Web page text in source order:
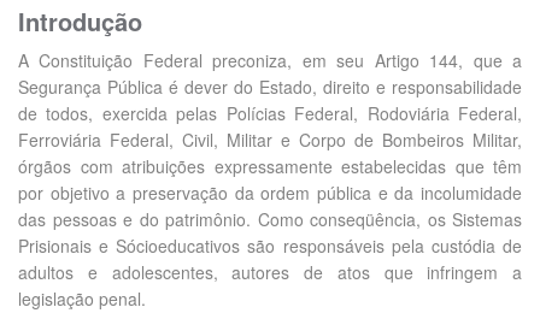
Introdução
A Constituição Federal preconiza, em seu Artigo 144, que a
Segurança Pública é dever do Estado, direito e responsabilidade
de todos, exercida pelas Polícias Federal, Rodoviária Federal,
Ferroviária Federal, Civil, Militar e Corpo de Bombeiros Militar,
órgãos com atribuições expressamente estabelecidas que têm
por objetivo a preservação da ordem pública e da incolumidade
das pessoas e do patrimônio. Como conseqüência, os Sistemas
Prisionais e Sócioeducativos são responsáveis pela custódia de
adultos e adolescentes, autores de atos que infringem a
legislação penal.